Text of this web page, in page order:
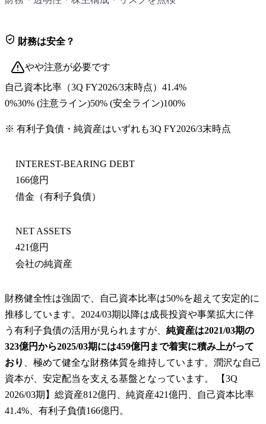
財務は安全？
やや注意が必要です
自己資本比率 （3Q FY2026/3末時点） 41.4%
0%30% (注意ライン)50% (安全ライン)100%
※ 有利子負債・純資産はいずれも3Q FY2026/3末時点
INTEREST-BEARING DEBT
166億円
借金（有利子負債）
NET ASSETS
421億円
会社の純資産
財務健全性は強固で、自己資本比率は50%を超えて安定的に
推移しています。2024/03期以降は成長投資や事業拡大に伴
う有利子負債の活用が見られますが、 純資産は2021/03期の
323億円から2025/03期には459億円まで着実に積み上がって
おり
、極めて健全な財務体質を維持しています。潤沢な自己
資本が、安定配当を支える基盤となっています。 【3Q
2026/03期】総資産812億円、純資産421億円、自己資本比率
41.4%、有利子負債166億円。